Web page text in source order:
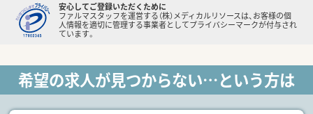
安心してご登録いただくために
ファルマスタッフを運営する（株）メディカルリソースは、お客様の個
人情報を適切に管理する事業者としてプライバシーマークが付与され
ています。
希望の求人が見つからない…という方は